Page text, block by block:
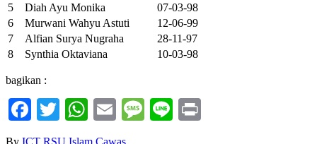
5
Diah Ayu Monika
07-03-98
6
Murwani Wahyu Astuti
12-06-99
7
Alfian Surya Nugraha
28-11-97
8
Synthia Oktaviana 10-03-98
bagikan :
Facebook
TwitterWhatsApp
EmailMessage
Line
By ICT RSU Islam Cawas